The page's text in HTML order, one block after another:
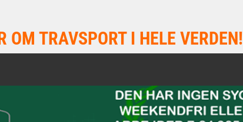
OM TRAVSPORT I HELE VERDEN!